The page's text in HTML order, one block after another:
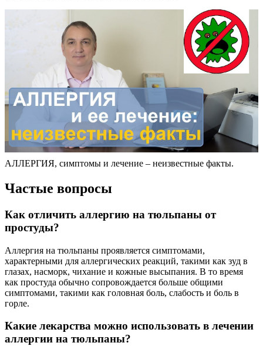
АЛЛЕРГИЯ, симптомы и лечение – неизвестные факты.
Частые вопросы
Как отличить аллергию на тюльпаны от
простуды?
Аллергия на тюльпаны проявляется симптомами,
характерными для аллергических реакций, такими как зуд в
глазах, насморк, чихание и кожные высыпания. В то время
как простуда обычно сопровождается больше общими
симптомами, такими как головная боль, слабость и боль в
горле.
Какие лекарства можно использовать в лечении
аллергии на тюльпаны?